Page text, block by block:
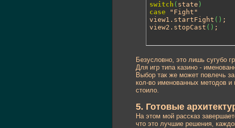
switch ( state )
case "Fight"
view1.startFight ( ) ;
view2.stopCast ( ) ;
Безусловно, это лишь сугубо
Для игр типа казино -
Выбор так же может повлечь
кол-во именованных методов и
стоило.
5. Готовые
На этом мой рассказ
что это лучшие решения,